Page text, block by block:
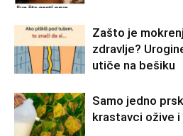
Zašto je
zdravlje?
utiče na bešiku
Samo jedno
krastavci ožive